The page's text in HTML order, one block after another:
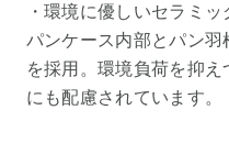
・環境に優しいセラミ
パンケース内部とパン
を採用。環境負荷を抑
にも配慮されています。